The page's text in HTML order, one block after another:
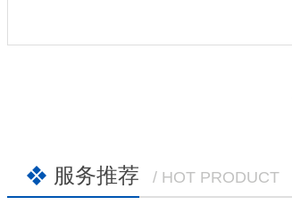
服务推荐 / HOT PRODUCT